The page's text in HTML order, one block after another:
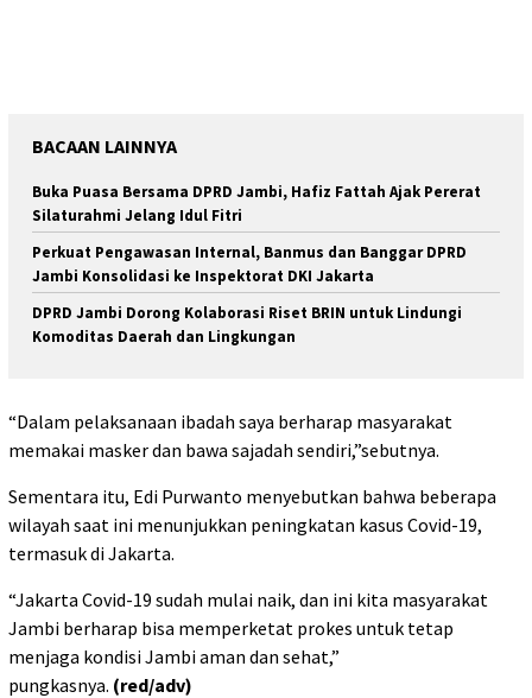
BACAAN LAINNYA
Buka Puasa Bersama DPRD Jambi, Hafiz Fattah Ajak Pererat
Silaturahmi Jelang Idul Fitri
Perkuat Pengawasan Internal, Banmus dan Banggar DPRD
Jambi Konsolidasi ke Inspektorat DKI Jakarta
DPRD Jambi Dorong Kolaborasi Riset BRIN untuk Lindungi
Komoditas Daerah dan Lingkungan
“Dalam pelaksanaan ibadah saya berharap masyarakat
memakai masker dan bawa sajadah sendiri,”sebutnya.
Sementara itu, Edi Purwanto menyebutkan bahwa beberapa
wilayah saat ini menunjukkan peningkatan kasus Covid-19,
termasuk di Jakarta.
“Jakarta Covid-19 sudah mulai naik, dan ini kita masyarakat
Jambi berharap bisa memperketat prokes untuk tetap
menjaga kondisi Jambi aman dan sehat,”
pungkasnya. (red/adv)